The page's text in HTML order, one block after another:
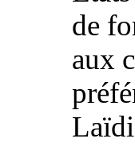
de
aux